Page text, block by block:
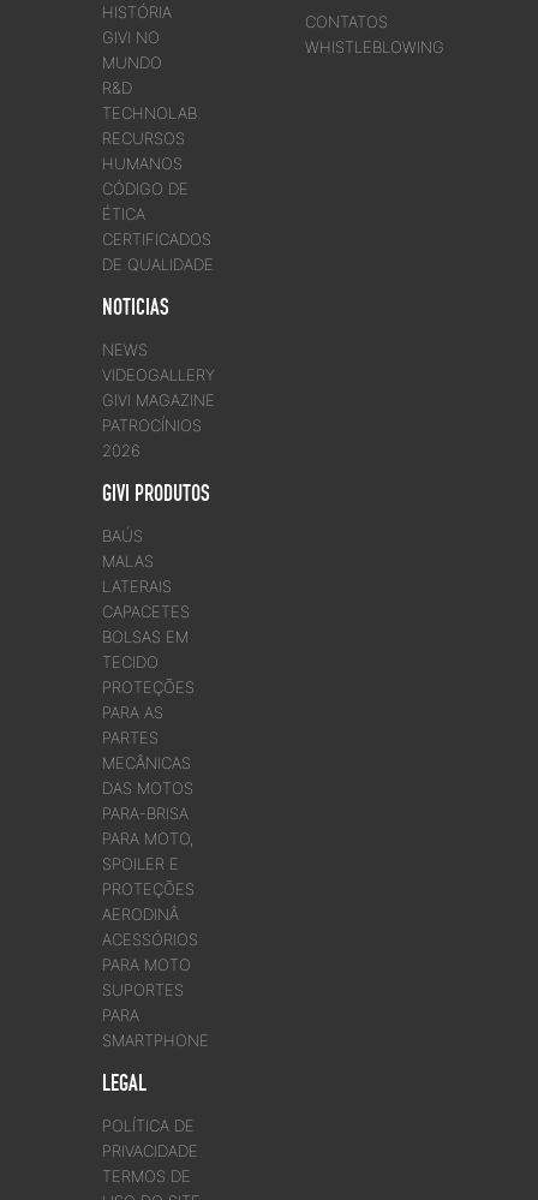
HISTÓRIA
GIVI NO
MUNDO
R&D
TECHNOLAB
RECURSOS
HUMANOS
CÓDIGO DE
ÉTICA
CERTIFICADOS
DE QUALIDADE
NOTICIAS
NEWS
VIDEOGALLERY
GIVI MAGAZINE
PATROCÍNIOS
2026
GIVI PRODUTOS
BAÚS
MALAS
LATERAIS
CAPACETES
BOLSAS EM
TECIDO
PROTEÇÕES
PARA AS
PARTES
MECÂNICAS
DAS MOTOS
PARA-BRISA
PARA MOTO,
SPOILER E
PROTEÇÕES
AERODINÂ
ACESSÓRIOS
PARA MOTO
SUPORTES
PARA
SMARTPHONE
LEGAL
POLÍTICA DE
PRIVACIDADE
TERMOS DE
CONTATOS
WHISTLEBLOWING